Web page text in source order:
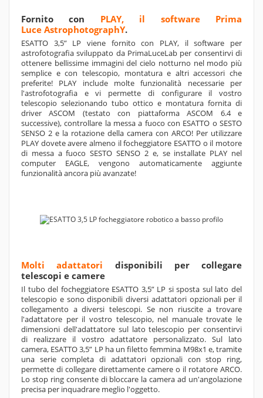
Fornito con PLAY, il software Prima
Luce AstrophotographY.
ESATTO 3,5” LP viene fornito con PLAY, il software per
astrofotografia sviluppato da PrimaLuceLab per consentirvi di
ottenere bellissime immagini del cielo notturno nel modo più
semplice e con telescopio, montatura e altri accessori che
preferite! PLAY include molte funzionalità necessarie per
l'astrofotografia e vi permette di configurare il vostro
telescopio selezionando tubo ottico e montatura fornita di
driver ASCOM (testato con piattaforma ASCOM 6.4 e
successive), controllare la messa a fuoco con ESATTO o SESTO
SENSO 2 e la rotazione della camera con ARCO! Per utilizzare
PLAY dovete avere almeno il focheggiatore ESATTO o il motore
di messa a fuoco SESTO SENSO 2 e, se installate PLAY nel
computer EAGLE, vengono automaticamente aggiunte
funzionalità ancora più avanzate!
Molti adattatori disponibili per collegare
telescopi e camere
Il tubo del focheggiatore ESATTO 3,5” LP si sposta sul lato del
telescopio e sono disponibili diversi adattatori opzionali per il
collegamento a diversi telescopi. Se non riuscite a trovare
l'adattatore per il vostro telescopio, nel manuale trovate le
dimensioni dell'adattatore sul lato telescopio per consentirvi
di realizzare il vostro adattatore personalizzato. Sul lato
camera, ESATTO 3,5” LP ha un filetto femmina M98x1 e, tramite
una serie completa di adattatori opzionali con stop ring,
permette di collegare direttamente camere o il rotatore ARCO.
Lo stop ring consente di bloccare la camera ad un'angolazione
precisa per inquadrare meglio l'oggetto.